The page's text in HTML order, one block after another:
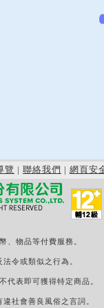
覽 | 聯絡我們 | 網頁安
、物品等付費服務。
令或類似之行為。
代表即可獲得特定商品。
社會善良風俗之言詞。